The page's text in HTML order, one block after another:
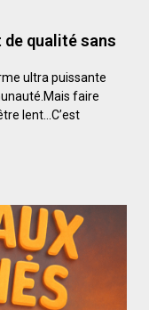
de qualité sans
ultra puissante
faire
lent…C’est